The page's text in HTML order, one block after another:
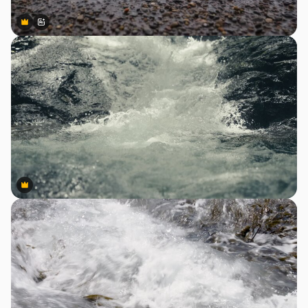
Premium
Premium
สร้างขึ้นโดย AI
Premium
Premium